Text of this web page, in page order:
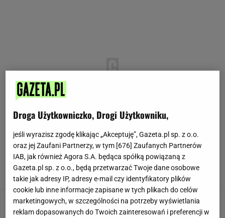
Co gotujemy?
Droga Użytkowniczko, Drogi Użytkowniku,
jeśli wyrazisz zgodę klikając „Akceptuję”, Gazeta.pl sp. z o.o.
oraz jej Zaufani Partnerzy, w tym [676] Zaufanych Partnerów
IAB, jak również Agora S.A. będąca spółką powiązaną z
Gazeta.pl sp. z o.o., będą przetwarzać Twoje dane osobowe
takie jak adresy IP, adresy e-mail czy identyfikatory plików
cookie lub inne informacje zapisane w tych plikach do celów
marketingowych, w szczególności na potrzeby wyświetlania
reklam dopasowanych do Twoich zainteresowań i preferencji w